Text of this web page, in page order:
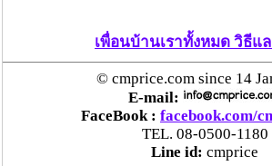
เพื่อนบ้านเราทั้งหมด วิธีแ
© cmprice.com since 14
E-mail:
FaceBook : facebook.com/
TEL. 08-0500-1180
Line id: cmprice